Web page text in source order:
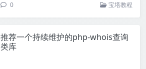
0 宝塔教程
推荐一个持续维护的php-whois查询
类库